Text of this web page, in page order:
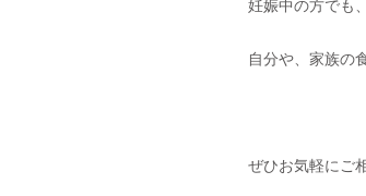
妊娠中の方でも
自分や、家族の
ぜひお気軽にご